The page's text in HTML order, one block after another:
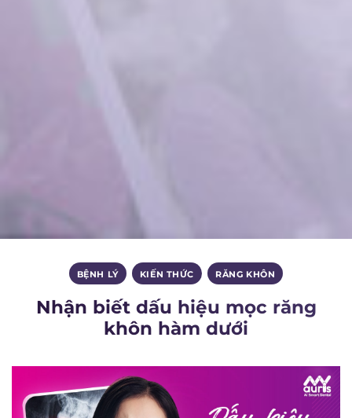
BỆNH LÝ , KIẾN THỨC , RĂNG KHÔN
Nhận biết dấu hiệu mọc răng
khôn hàm dưới